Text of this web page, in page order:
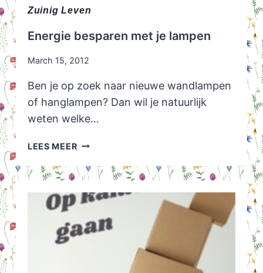
Zuinig Leven
Energie besparen met je lampen
March 15, 2012
Ben je op zoek naar nieuwe wandlampen
of hanglampen? Dan wil je natuurlijk
weten welke…
LEES MEERENERGIE
MET
LAMPEN